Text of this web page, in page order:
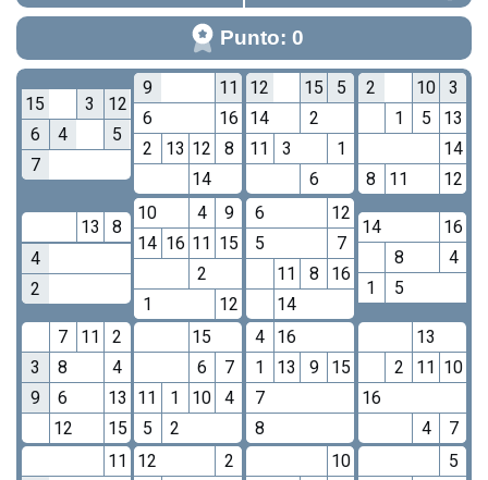
Punto: 0
15 3
12
6
4
5
7
9
11
6
16
2
13 12
8
14
12 15
5
14
2
11
3
1
6
2 10
3
1
5
13
14
8
11 12
13
8
4
2
10 4
9
14 16 11 15
2
1
12
6
12
5
7
11
8
16
14
14
16
8
4
1
5
7 11
2
3
8
4
9
6
13
12
15
15
6
7
11
1 10
4
5
2
4
16
1
13 9
15
7
8
13
2
11 10
16
4
7
11
12
2
10
5